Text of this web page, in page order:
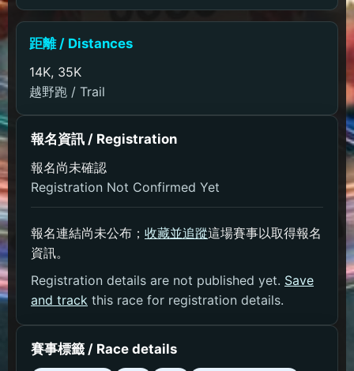
距離 / Distances
14K, 35K
越野跑 / Trail
報名資訊 / Registration
報名尚未確認
Registration Not Confirmed Yet
報名連結尚未公布； 收藏並追蹤這場賽事以取得報名
資訊。
Registration details are not published yet. Save
and track this race for registration details.
賽事標籤 / Race details